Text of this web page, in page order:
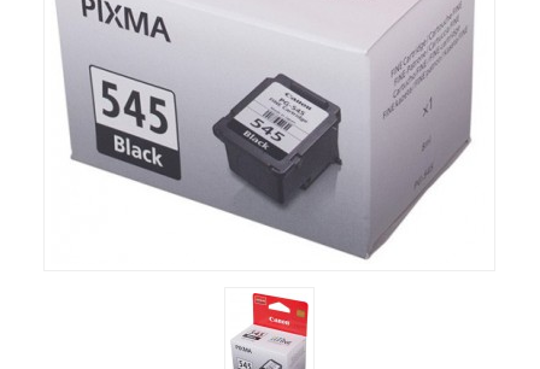
Принтери
Консумативи
Аксесоари